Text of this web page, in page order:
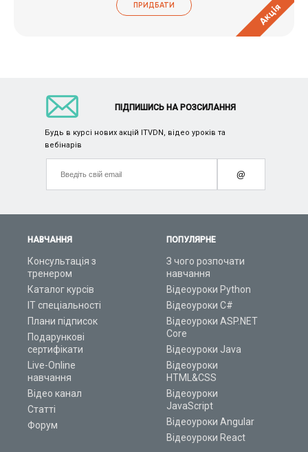
ПРИДБАТИ Акція
НАВЧАННЯ
Консультація з
тренером
Каталог курсів
ІТ спеціальності
Плани підписок
Подарункові
сертифікати
Live-Online
навчання
Відео канал
Статті
Форум
ПОПУЛЯРНЕ
З чого розпочати
навчання
Відеоуроки Python
Відеоуроки C#
Відеоуроки ASP.NET
Core
Відеоуроки Java
Відеоуроки
HTML&CSS
Відеоуроки
JavaScript
Відеоуроки Angular
Відеоуроки React
ПІДПИШИСЬ НА РОЗСИЛАННЯ
Будь в курсі нових акцій ITVDN, відео уроків та
вебінарів
@